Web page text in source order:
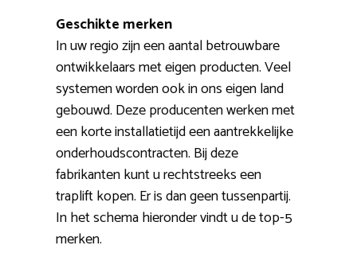
Geschikte merken
In uw regio zijn een aantal betrouwbare
ontwikkelaars met eigen producten. Veel
systemen worden ook in ons eigen land
gebouwd. Deze producenten werken met
een korte installatietijd een aantrekkelijke
onderhoudscontracten. Bij deze
fabrikanten kunt u rechtstreeks een
traplift kopen. Er is dan geen tussenpartij.
In het schema hieronder vindt u de top-5
merken.